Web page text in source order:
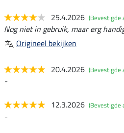
25.4.2026 (Bevestigde
Nog niet in gebruik, maar erg
Origineel bekijken
20.4.2026 (Bevestigde
-
12.3.2026 (Bevestigde
-